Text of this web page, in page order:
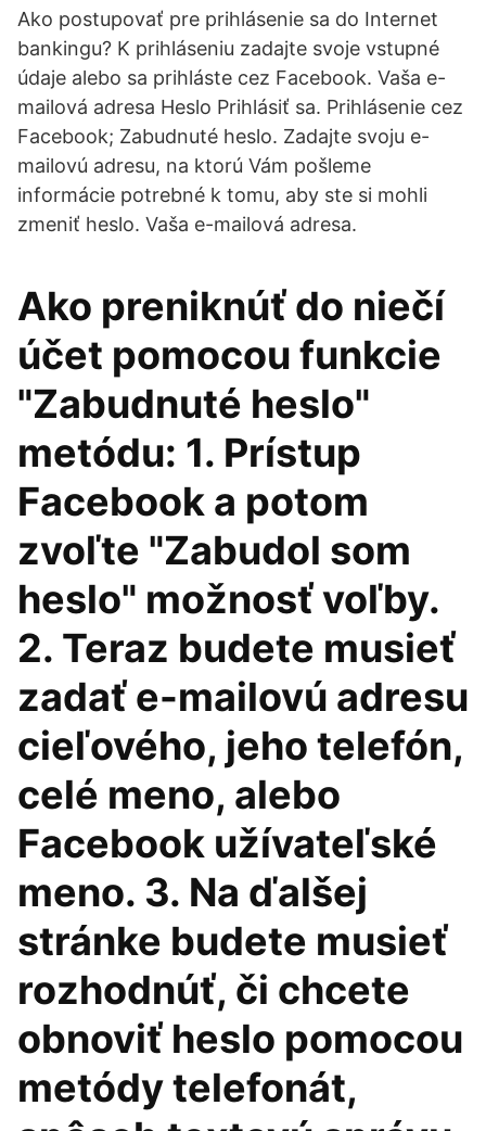
Ako postupovať pre prihlásenie sa do Internet
bankingu? K prihláseniu zadajte svoje vstupné
údaje alebo sa prihláste cez Facebook. Vaša e-
mailová adresa Heslo Prihlásiť sa. Prihlásenie cez
Facebook; Zabudnuté heslo. Zadajte svoju e-
mailovú adresu, na ktorú Vám pošleme
informácie potrebné k tomu, aby ste si mohli
zmeniť heslo. Vaša e-mailová adresa.
Ako preniknúť do niečí
účet pomocou funkcie
"Zabudnuté heslo"
metódu: 1. Prístup
Facebook a potom
zvoľte "Zabudol som
heslo" možnosť voľby.
2. Teraz budete musieť
zadať e-mailovú adresu
cieľového, jeho telefón,
celé meno, alebo
Facebook užívateľské
meno. 3. Na ďalšej
stránke budete musieť
rozhodnúť, či chcete
obnoviť heslo pomocou
metódy telefonát,